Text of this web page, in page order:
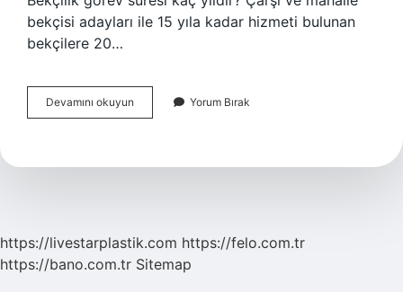
bekçisi adayları ile 15 yıla kadar hizmeti bulunan
bekçilere 20…
Devamını okuyun
Görev
Göre
Yorum Bırak
https://livestarplastik.com https://felo.com.tr
https://bano.com.tr Sitemap